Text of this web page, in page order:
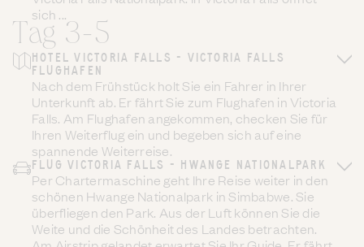
sich ...
Tag 3-5
HOTEL VICTORIA FALLS - VICTORIA FALLS
FLUGHAFEN
Nach dem Frühstück holt Sie ein Fahrer in Ihrer
Unterkunft ab. Er fährt Sie zum Flughafen in Victoria
Falls. Am Flughafen angekommen, checken Sie für
Ihren Weiterflug ein und begeben sich auf eine
spannende Weiterreise.
FLUG VICTORIA FALLS - HWANGE NATIONALPARK
Per Chartermaschine geht Ihre Reise weiter in den
schönen Hwange Nationalpark in Simbabwe. Sie
überfliegen den Park. Aus der Luft können Sie die
Weite und die Schönheit des Landes betrachten.